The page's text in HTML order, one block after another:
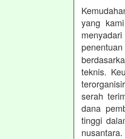
yang
penentuan
teknis.
serah
dana
tinggi
nusantara.